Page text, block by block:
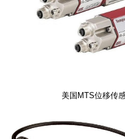
美国MTS位移传